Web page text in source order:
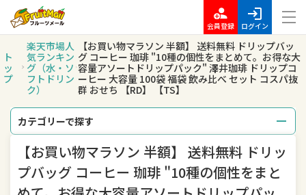
会員登録 ログイン
ト
ッ
プ
楽天市場人
気ランキン
グ（水・ソ
フトドリン
ク）
【お買い物マラソン 半額】 送料無料 ドリップバッ
グ コーヒー 珈琲 "10種の個性をまとめて。お得な大
容量アソートドリップパック" 澤井珈琲 ドリップコ
ーヒー 大容量 100袋 福袋 飲み比べ セット コスパ抜
群 おせち 【RD】 【TS】
カテゴリーで探す
総合 レディースファッション
メンズファッション インナー・下着・ナイトウェア
【お買い物マラソン 半額】 送料無料 ドリッ
プバッグ コーヒー 珈琲 "10種の個性をまと